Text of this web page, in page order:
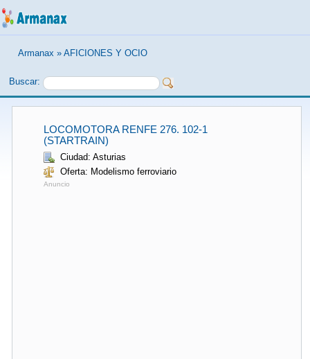
Armanax » AFICIONES Y OCIO
Buscar:
LOCOMOTORA RENFE 276. 102-1
(STARTRAIN)
Ciudad: Asturias
Oferta: Modelismo ferroviario
Anuncio